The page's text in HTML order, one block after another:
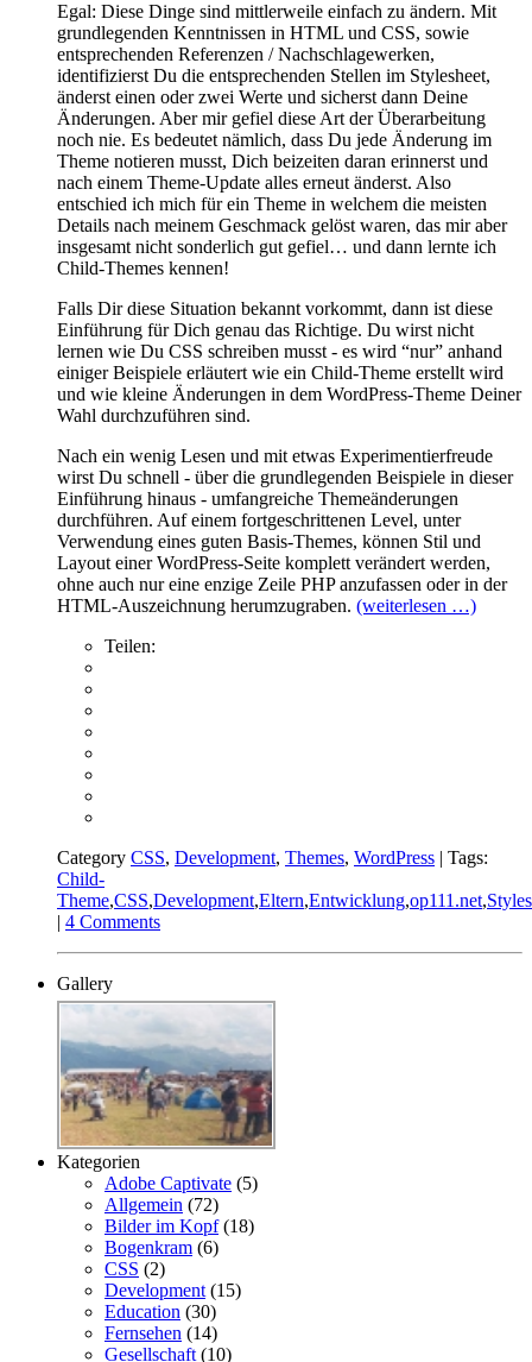
Egal: Diese Dinge sind mittlerweile einfach zu ändern. Mit
grundlegenden Kenntnissen in HTML und CSS, sowie
entsprechenden Referenzen / Nachschlagewerken,
identifizierst Du die entsprechenden Stellen im Stylesheet,
änderst einen oder zwei Werte und sicherst dann Deine
Änderungen. Aber mir gefiel diese Art der Überarbeitung
noch nie. Es bedeutet nämlich, dass Du jede Änderung im
Theme notieren musst, Dich beizeiten daran erinnerst und
nach einem Theme-Update alles erneut änderst. Also
entschied ich mich für ein Theme in welchem die meisten
Details nach meinem Geschmack gelöst waren, das mir aber
insgesamt nicht sonderlich gut gefiel… und dann lernte ich
Child-Themes kennen!
Falls Dir diese Situation bekannt vorkommt, dann ist diese
Einführung für Dich genau das Richtige. Du wirst nicht
lernen wie Du CSS schreiben musst - es wird “nur” anhand
einiger Beispiele erläutert wie ein Child-Theme erstellt wird
und wie kleine Änderungen in dem WordPress-Theme Deiner
Wahl durchzuführen sind.
Nach ein wenig Lesen und mit etwas Experimentierfreude
wirst Du schnell - über die grundlegenden Beispiele in dieser
Einführung hinaus - umfangreiche Themeänderungen
durchführen. Auf einem fortgeschrittenen Level, unter
Verwendung eines guten Basis-Themes, können Stil und
Layout einer WordPress-Seite komplett verändert werden,
ohne auch nur eine enzige Zeile PHP anzufassen oder in der
HTML-Auszeichnung herumzugraben. (weiterlesen …)
Teilen:
Category CSS, Development, Themes, WordPress | Tags:
Child-
Theme,CSS,Development,Eltern,Entwicklung,op111.net,
| 4 Comments
Gallery
Kategorien
Adobe Captivate (5)
Allgemein (72)
Bilder im Kopf(18)
Bogenkram (6)
CSS (2)
Development (15)
Education (30)
Fernsehen (14)
Gesellschaft (10)